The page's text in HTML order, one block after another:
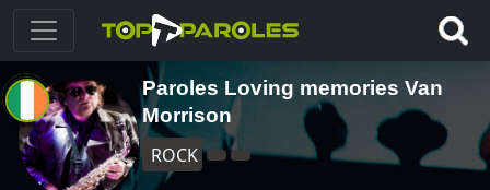
Paroles Loving memories Van
Morrison
ROCK